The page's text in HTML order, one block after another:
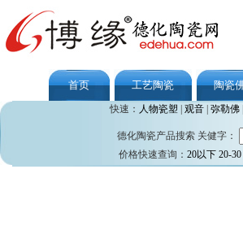
首页 工艺陶瓷 陶瓷
快速： 人物瓷塑 观音| 弥勒佛|
德化陶瓷产品搜索 关健字：
价格快速查询： 20以下 20-30